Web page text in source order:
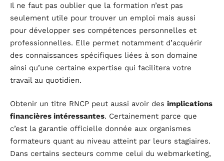
Il ne faut pas oublier que la formation n’est pas
seulement utile pour trouver un emploi mais aussi
pour développer ses compétences personnelles et
professionnelles. Elle permet notamment d’acquérir
des connaissances spécifiques liées à son domaine
ainsi qu’une certaine expertise qui facilitera votre
travail au quotidien.
Obtenir un titre RNCP peut aussi avoir des implications
financières intéressantes. Certainement parce que
c’est la garantie officielle donnée aux organismes
formateurs quant au niveau atteint par leurs stagiaires.
Dans certains secteurs comme celui du webmarketing,